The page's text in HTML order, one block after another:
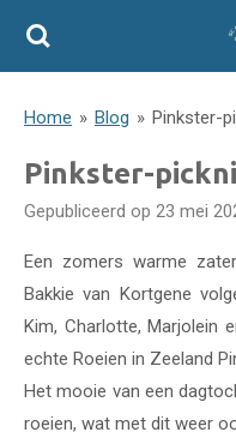
Ga
de
hoofdinhoud
Home » Blog » Pinkster-
Pinkster-
Gepubliceerd op 23 mei
Een zomers warme
Bakkie van Kortgene
Kim, Charlotte, Marjolein
echte Roeien in Zeeland
Het mooie van een
roeien, wat met dit weer